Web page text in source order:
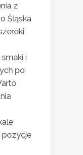
z
Śląska
i
po
pozycje